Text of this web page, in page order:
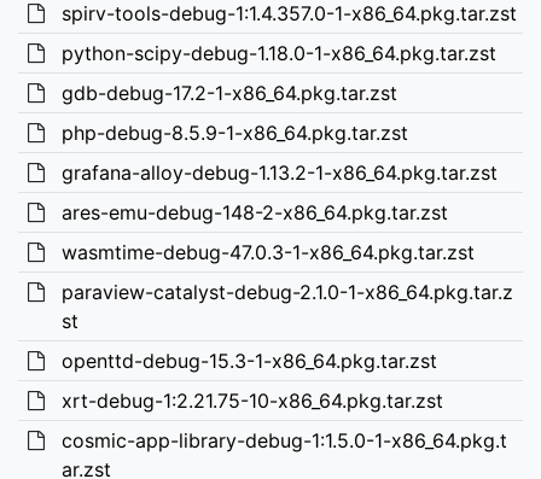
spirv-tools-debug-1:1.4.357.0-1-x86_64.pkg.tar.zst
python-scipy-debug-1.18.0-1-x86_64.pkg.tar.zst
gdb-debug-17.2-1-x86_64.pkg.tar.zst
php-debug-8.5.9-1-x86_64.pkg.tar.zst
grafana-alloy-debug-1.13.2-1-x86_64.pkg.tar.zst
ares-emu-debug-148-2-x86_64.pkg.tar.zst
wasmtime-debug-47.0.3-1-x86_64.pkg.tar.zst
paraview-catalyst-debug-2.1.0-1-x86_64.pkg.tar.z
st
openttd-debug-15.3-1-x86_64.pkg.tar.zst
xrt-debug-1:2.21.75-10-x86_64.pkg.tar.zst
cosmic-app-library-debug-1:1.5.0-1-x86_64.pkg.t
ar.zst